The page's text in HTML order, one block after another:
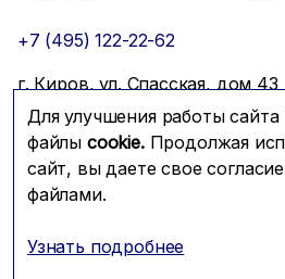
Для улучшения работы
файлы cookie.Продолжая
сайт, вы даете свое
файлами.
Узнать подробнее
+7 (495) 122-22-62
г. Киров, ул. Спасская, дом 43
info@mfmc.ru
Связаться с
© 2026 Компания МФМК